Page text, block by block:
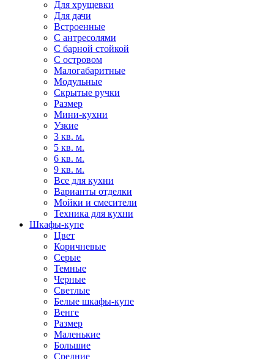
Для хрущевки
Для дачи
Встроенные
С антресолями
С барной стойкой
С островом
Малогабаритные
Модульные
Скрытые ручки
Размер
Мини-кухни
Узкие
3 кв. м.
5 кв. м.
6 кв. м.
9 кв. м.
Все для кухни
Варианты отделки
Мойки и смесители
Техника для кухни
Шкафы-купе
Цвет
Коричневые
Серые
Темные
Черные
Светлые
Белые шкафы-купе
Венге
Размер
Маленькие
Большие
Средние